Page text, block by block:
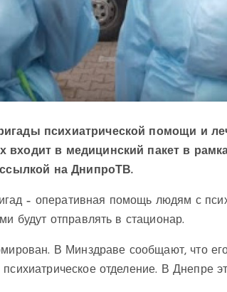
психиатрической помощи и
входит в медицинский пакет в
на ДнипроТВ.
– оперативная помощь людям с
будут отправлять в стационар.
В Минздраве сообщают, что
отделение. В Днепре